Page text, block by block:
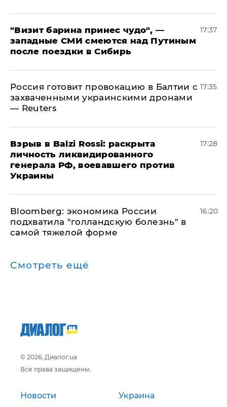
"Визит барина принес чудо", —
западные СМИ смеются над Путиным
после поездки в Сибирь
17:37
​Россия готовит провокацию в Балтии с
захваченными украинскими дронами
— Reuters
17:35
​Взрыв в Balzi Rossi: раскрыта
личность ликвидированного
генерала РФ, воевавшего против
Украины
17:28
Bloomberg: экономика России
подхватила "голландскую болезнь" в
самой тяжелой форме
16:20
Смотреть ещё
© 2026, Диалог.ua
Все права защищены.
Новости Украина